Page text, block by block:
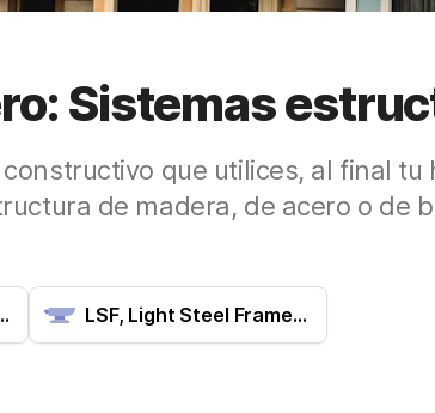
Sistemas
que utilices, al final tu
de madera, de acero o de
ligero de madera LSF, Light Steel Frame: entramado de acero